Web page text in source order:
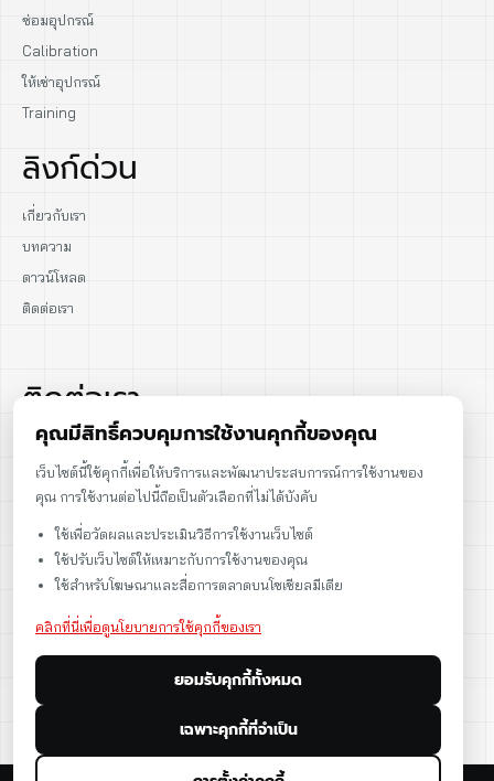
ซ่อมอุปกรณ์
Calibration
ให้เช่าอุปกรณ์
Training
ลิงก์ด่วน
เกี่ยวกับเรา
บทความ
ดาวน์โหลด
ติดต่อเรา
ติดต่อเรา
086-086-2000
sales@cst.co.th
คุณมีสิทธิ์ควบคุมการใช้งานคุกกี้ของคุณ
เว็บไซต์นี้ใช้คุกกี้เพื่อให้บริการและพัฒนาประสบการณ์การใช้งานของ
คุณ การใช้งานต่อไปนี้ถือเป็นตัวเลือกที่ไม่ได้บังคับ
ใช้เพื่อวัดผลและประเมินวิธีการใช้งานเว็บไซต์
ใช้ปรับเว็บไซต์ให้เหมาะกับการใช้งานของคุณ
ใช้สำหรับโฆษณาและสื่อการตลาดบนโซเชียลมีเดีย
คลิกที่นี่เพื่อดูนโยบายการใช้คุกกี้ของเรา
ยอมรับคุกกี้ทั้งหมด
เฉพาะคุกกี้ที่จำเป็น